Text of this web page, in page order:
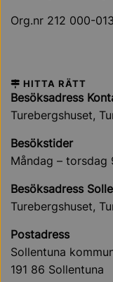
Org.nr 212 000-
HITTA RÄTT
Besöksadress
Turebergshuset,
Besökstider
Måndag – torsdag
Besöksadress
Turebergshuset,
Postadress
Sollentuna
191 86 Sollentuna